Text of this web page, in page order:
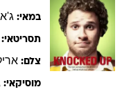
במאי:
תסריטאי:
צלם:
מוסיקאי: